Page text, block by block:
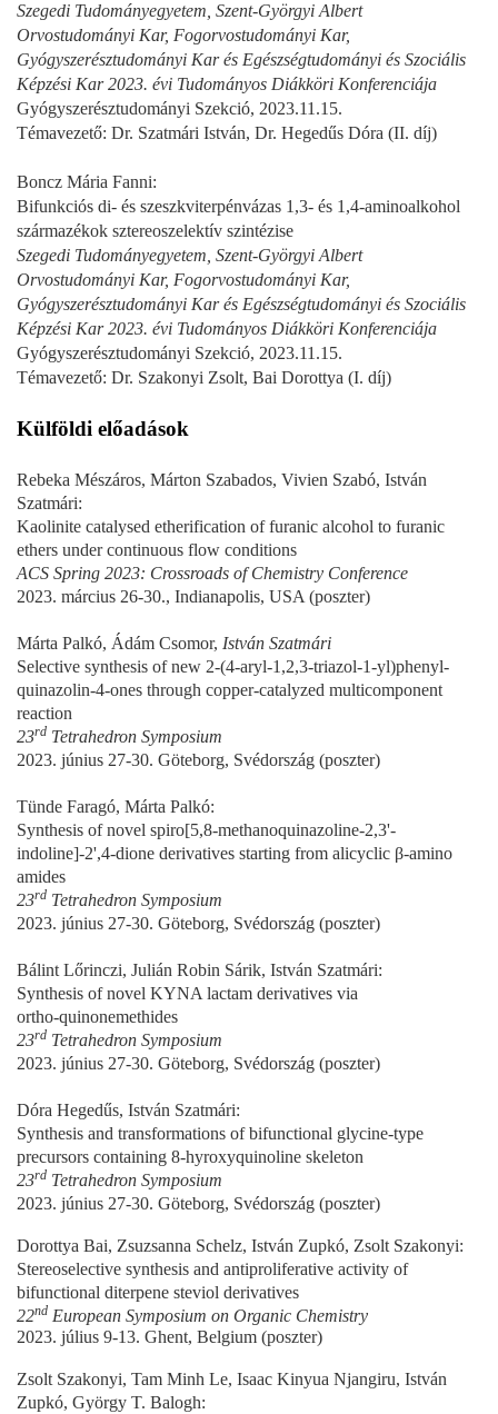
Szegedi Tudományegyetem, Szent-Györgyi Albert
Orvostudományi Kar, Fogorvostudományi Kar,
Gyógyszerésztudományi Kar és Egészségtudományi és Szociális
Képzési Kar 2023. évi Tudományos Diákköri Konferenciája
Gyógyszerésztudományi Szekció, 2023.11.15.
Témavezető: Dr. Szatmári István, Dr. Hegedűs Dóra (II. díj)
Boncz Mária Fanni:
Bifunkciós di- és szeszkviterpénvázas 1,3- és 1,4-aminoalkohol
származékok sztereoszelektív szintézise
Szegedi Tudományegyetem, Szent-Györgyi Albert
Orvostudományi Kar, Fogorvostudományi Kar,
Gyógyszerésztudományi Kar és Egészségtudományi és Szociális
Képzési Kar 2023. évi Tudományos Diákköri Konferenciája
Gyógyszerésztudományi Szekció, 2023.11.15.
Témavezető: Dr. Szakonyi Zsolt, Bai Dorottya (I. díj)
Külföldi előadások
Rebeka Mészáros, Márton Szabados, Vivien Szabó, István
Szatmári:
Kaolinite catalysed etherification of furanic alcohol to furanic
ethers under continuous flow conditions
ACS Spring 2023: Crossroads of Chemistry Conference
2023. március 26-30., Indianapolis, USA (poszter)
Márta Palkó, Ádám Csomor, István Szatmári
Selective synthesis of new 2-(4-aryl-1,2,3-triazol-1-yl)phenyl-
quinazolin-4-ones through copper-catalyzed multicomponent
reaction
23rd Tetrahedron Symposium
2023. június 27-30. Göteborg, Svédország (poszter)
Tünde Faragó, Márta Palkó:
Synthesis of novel spiro[5,8-methanoquinazoline-2,3'-
indoline]-2',4-dione derivatives starting from alicyclic β-amino
amides
23rd Tetrahedron Symposium
2023. június 27-30. Göteborg, Svédország (poszter)
Bálint Lőrinczi, Julián Robin Sárik, István Szatmári:
Synthesis of novel KYNA lactam derivatives via
ortho‑quinonemethides
23rd Tetrahedron Symposium
2023. június 27-30. Göteborg, Svédország (poszter)
Dóra Hegedűs, István Szatmári:
Synthesis and transformations of bifunctional glycine-type
precursors containing 8-hyroxyquinoline skeleton
23rd Tetrahedron Symposium
2023. június 27-30. Göteborg, Svédország (poszter)
Dorottya Bai, Zsuzsanna Schelz, István Zupkó, Zsolt Szakonyi:
Stereoselective synthesis and antiproliferative activity of
bifunctional diterpene steviol derivatives
22nd European Symposium on Organic Chemistry
2023. július 9-13. Ghent, Belgium (poszter)
Zsolt Szakonyi, Tam Minh Le, Isaac Kinyua Njangiru, István
Zupkó, György T. Balogh: